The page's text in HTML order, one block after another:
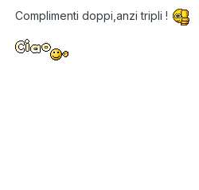
Complimenti doppi,anzi tripli !